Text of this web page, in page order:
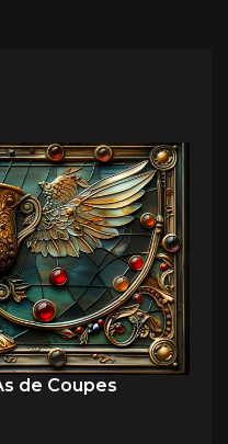
de Coupes